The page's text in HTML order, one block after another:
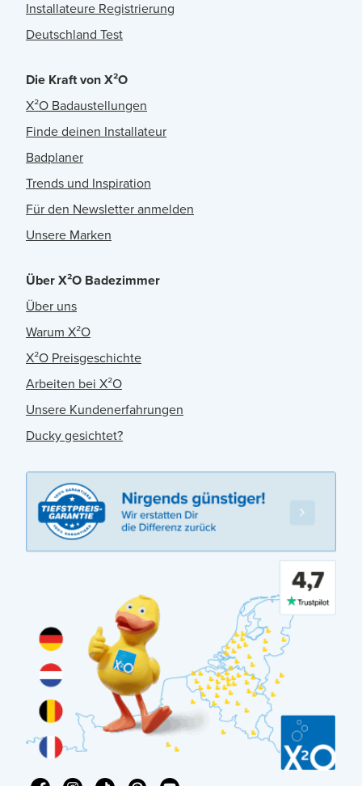
Installateure Registrierung
Deutschland Test
Die Kraft von X²O
X²O Badaustellungen
Finde deinen Installateur
Badplaner
Trends und Inspiration
Für den Newsletter anmelden
Unsere Marken
Über X²O Badezimmer
Über uns
Warum X²O
X²O Preisgeschichte
Arbeiten bei X²O
Unsere Kundenerfahrungen
Ducky gesichtet?